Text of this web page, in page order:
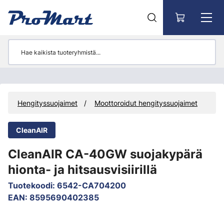
Hengityssuojaimet Moottoroidut hengityssuojaimet
CleanAIR
CleanAIR CA-40GW suojakypärä
hionta- ja hitsausvisiirillä
Tuotekoodi: 6542-CA704200
EAN: 8595690402385